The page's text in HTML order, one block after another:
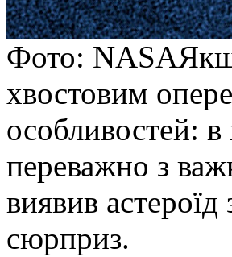
Фото:
хвостовим
особливостей:
переважно з
виявив
сюрприз.